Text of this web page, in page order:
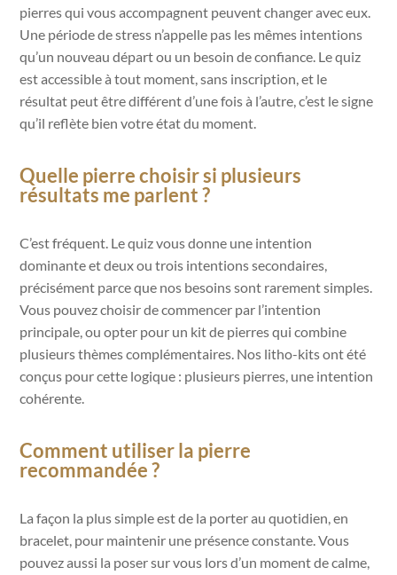
pierres qui vous accompagnent peuvent changer avec eux.
Une période de stress n’appelle pas les mêmes intentions
qu’un nouveau départ ou un besoin de confiance. Le quiz
est accessible à tout moment, sans inscription, et le
résultat peut être différent d’une fois à l’autre, c’est le signe
qu’il reflète bien votre état du moment.
Quelle pierre choisir si plusieurs
résultats me parlent ?
C’est fréquent. Le quiz vous donne une intention
dominante et deux ou trois intentions secondaires,
précisément parce que nos besoins sont rarement simples.
Vous pouvez choisir de commencer par l’intention
principale, ou opter pour un kit de pierres qui combine
plusieurs thèmes complémentaires. Nos litho-kits ont été
conçus pour cette logique : plusieurs pierres, une intention
cohérente.
Comment utiliser la pierre
recommandée ?
La façon la plus simple est de la porter au quotidien, en
bracelet, pour maintenir une présence constante. Vous
pouvez aussi la poser sur vous lors d’un moment de calme,